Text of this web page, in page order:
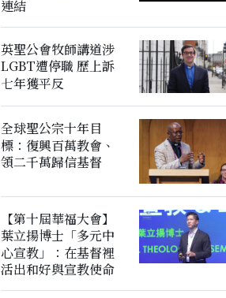
連結
英聖公會牧師講道涉
LGBT遭停職 歷上訴
七年獲平反
全球聖公宗十年目
標：復興百萬教會、
領二千萬歸信基督
【第十屆華福大會】
葉立揚博士「多元中
心宣教」：在基督裡
活出和好與宣教使命